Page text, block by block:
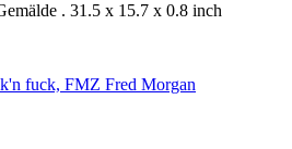
. 31.5 x 15.7 x 0.8 inch